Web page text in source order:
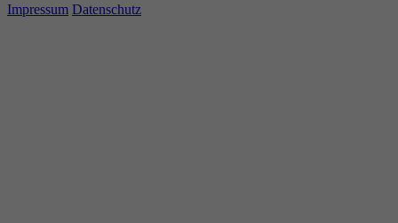
Impressum Datenschutz